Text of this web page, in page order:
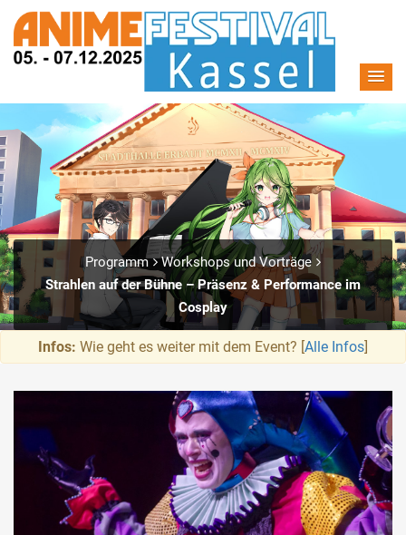
Programm
Workshops und Vorträge
Strahlen auf der Bühne – Präsenz & Performance im
Cosplay
Infos: Wie geht es weiter mit dem Event? [Alle Infos]